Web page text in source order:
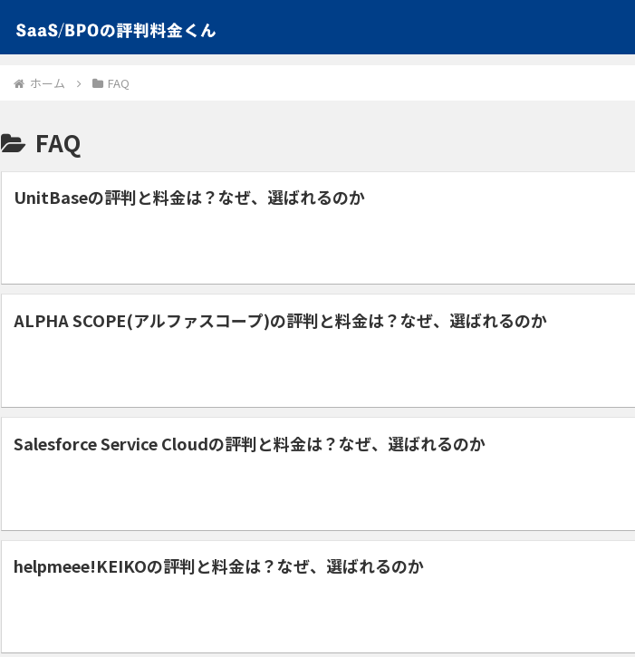
ホーム FAQ
FAQ
UnitBaseの評判と料金は？なぜ、選ばれるのか
ALPHA SCOPE(アルファスコープ)の評判と料金は？なぜ、選ばれるのか
Salesforce Service Cloudの評判と料金は？なぜ、選ばれるのか
helpmeee!KEIKOの評判と料金は？なぜ、選ばれるのか